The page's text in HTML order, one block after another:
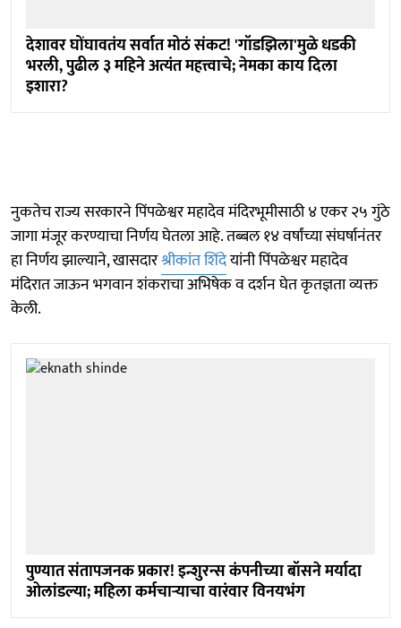
देशावर घोंघावतंय सर्वात मोठं संकट! 'गॉडझिला'मुळे धडकी
भरली, पुढील ३ महिने अत्यंत महत्त्वाचे; नेमका काय दिला
इशारा?
नुकतेच राज्य सरकारने पिंपळेश्वर महादेव मंदिरभूमीसाठी ४ एकर २५ गुंठे
जागा मंजूर करण्याचा निर्णय घेतला आहे. तब्बल १४ वर्षांच्या संघर्षानंतर
हा निर्णय झाल्याने, खासदारश्रीकांत शिंदेयांनी पिंपळेश्वर महादेव
मंदिरात जाऊन भगवान शंकराचा अभिषेक व दर्शन घेत कृतज्ञता व्यक्त
केली.
पुण्यात संतापजनक प्रकार! इन्शुरन्स कंपनीच्या बॉसने मर्यादा
ओलांडल्या; महिला कर्मचार्‍याचा वारंवार विनयभंग